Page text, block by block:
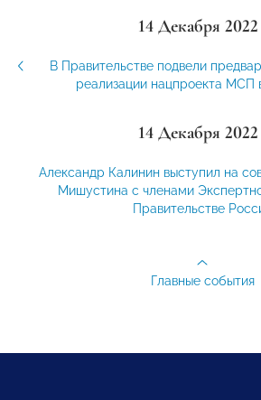
14 Декабря 2022
В Правительстве подвели
реализации нацпроекта МСП
14 Декабря 2022
Александр Калинин выступил на
Мишустина с членами
Правительстве
Главные события